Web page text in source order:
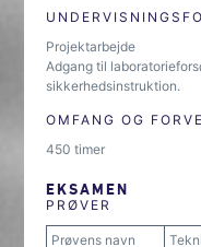
Projektarbejde
Adgang til
sikkerhedsinstruktion.
OMFANG OG
450 timer
EKSAMEN
PRØVER
Prøvens navn